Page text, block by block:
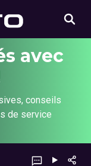
avec
conseils
de service